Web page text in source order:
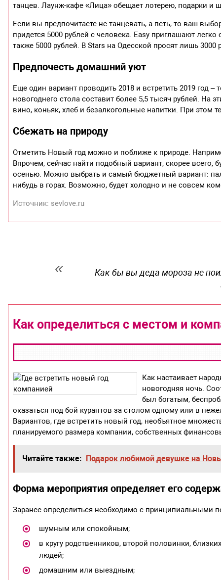
танцев. Лаунж-кафе «Лица» обещает лотерею, подарки и
Если вы предпочитаете не танцевать, а петь, то ваш
придется 5000 рублей с человека. Easy приглашают
также 5000 рублей. В Stars на Одесской просят лишь
Предпочесть домашний уют
Еще один вариант проводить 2018 и встретить 2019 год
новогоднего стола составит более 5,5 тысяч рублей. На
вино, коньяк, хлеб и безалкогольные напитки. При этом
Сбежать на природу
Отметить Новый год можно и поближе к природе.
Впрочем, сейчас найти подобный вариант, скорее всего,
осенью. Можно выбрать и самый бюджетный вариант:
нибудь в горах. Возможно, будет холодно и не совсем
Источник: sevlove.ru
Как бы вы деда мороза не
Как определиться с местом и
Как настаивает
новогодняя ночь.
был богатым,
оказаться под бой курантов за столом одному или в
Вариантов, где встретить новый год, необъятное
планируемого размера компании, собственных
Читайте также: Подарок любимой девушке на
Форма мероприятия определяет его
Заранее определиться необходимо с принципиальными
шумным или спокойным;
в кругу родственников, второй половинки,
людей;
домашним или выездным;